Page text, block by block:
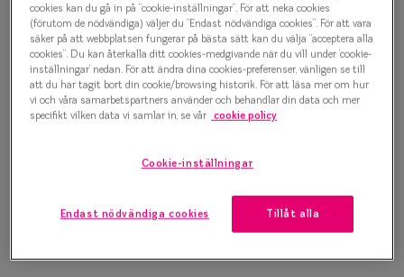
Taberg
Trender
Välj färg:
Grå
120-126 mm
cookies kan du gå in på ”cookie-inställningar”. För att neka cookies
(förutom de nödvändiga) väljer du ”Endast nödvändiga cookies”. För att vara
säker på att webbplatsen fungerar på bästa sätt kan du välja ”acceptera alla
cookies”. Du kan återkalla ditt cookies-medgivande när du vill under ’cookie-
inställningar’ nedan. För att ändra dina cookies-preferenser, vänligen se till
att du har tagit bort din cookie/browsing historik. För att läsa mer om hur
vi och våra samarbetspartners använder och behandlar din data och mer
specifikt vilken data vi samlar in, se vår cookie policy
Cookie-inställningar
Endast nödvändiga cookies Tillåt alla